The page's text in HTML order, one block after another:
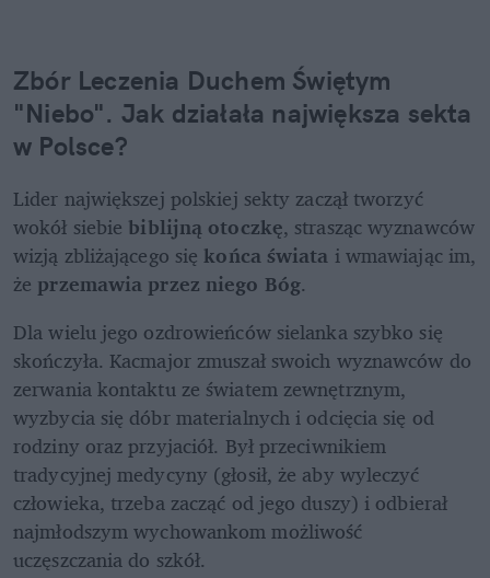
Zbór Leczenia Duchem Świętym
"Niebo". Jak działała największa sekta
w Polsce?
Lider największej polskiej sekty zaczął tworzyć
wokół siebie biblijną otoczkę, strasząc wyznawców
wizją zbliżającego się końca świata i wmawiając im,
że przemawia przez niego Bóg.
Dla wielu jego ozdrowieńców sielanka szybko się
skończyła. Kacmajor zmuszał swoich wyznawców do
zerwania kontaktu ze światem zewnętrznym,
wyzbycia się dóbr materialnych i odcięcia się od
rodziny oraz przyjaciół. Był przeciwnikiem
tradycyjnej medycyny (głosił, że aby wyleczyć
człowieka, trzeba zacząć od jego duszy) i odbierał
najmłodszym wychowankom możliwość
uczęszczania do szkół.